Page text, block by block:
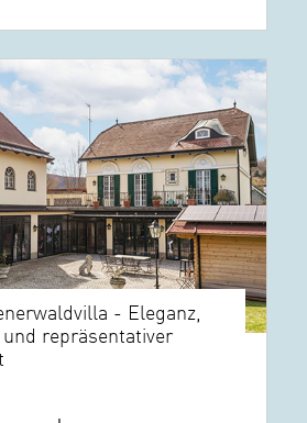
- Eleganz,
repräsentativer